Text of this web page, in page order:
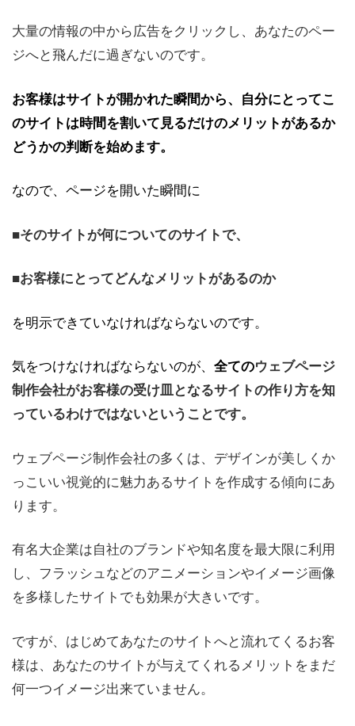
大量の情報の中から広告をクリックし、あなたのペー
ジへと飛んだに過ぎないのです。
お客様はサイトが開かれた瞬間から、自分にとってこ
のサイトは時間を割いて見るだけのメリットがあるか
どうかの判断を始めます。
なので、ページを開いた瞬間に
■そのサイトが何についてのサイトで、
■お客様にとってどんなメリットがあるのか
を明示できていなければならないのです。
気をつけなければならないのが、 全てのウェブページ
制作会社がお客様の受け皿となるサイトの作り方を知
っているわけではないということです。
ウェブページ制作会社の多くは、デザインが美しくか
っこいい視覚的に魅力あるサイトを作成する傾向にあ
ります。
有名大企業は自社のブランドや知名度を最大限に利用
し、フラッシュなどのアニメーションやイメージ画像
を多様したサイトでも効果が大きいです。
ですが、はじめてあなたのサイトへと流れてくるお客
様は、あなたのサイトが与えてくれるメリットをまだ
何一つイメージ出来ていません。